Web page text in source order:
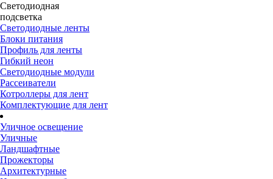
Светодиодная
подсветка
Светодиодные ленты
Блоки питания
Профиль для ленты
Гибкий неон
Светодиодные модули
Рассеиватели
Котроллеры для лент
Комплектующие для лент
Уличное освещение
Уличные
Ландшафтные
Прожекторы
Архитектурные